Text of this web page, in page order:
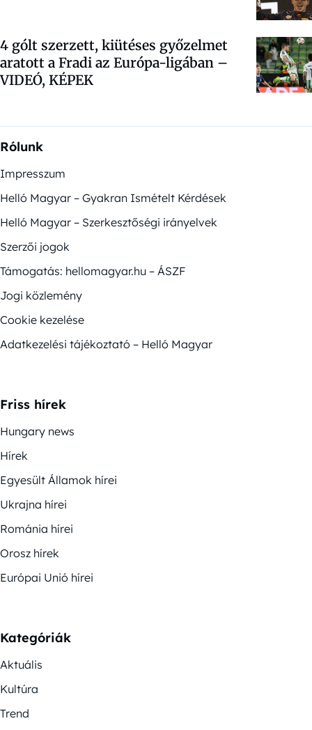
4 gólt szerzett, kiütéses győzelmet
aratott a Fradi az Európa-ligában –
VIDEÓ, KÉPEK
Rólunk
Impresszum
Helló Magyar – Gyakran Ismételt Kérdések
Helló Magyar – Szerkesztőségi irányelvek
Szerzői jogok
Támogatás: hellomagyar.hu – ÁSZF
Jogi közlemény
Cookie kezelése
Adatkezelési tájékoztató – Helló Magyar
Friss hírek
Hungary news
Hírek
Egyesült Államok hírei
Ukrajna hírei
Románia hírei
Orosz hírek
Európai Unió hírei
Kategóriák
Aktuális
Kultúra
Trend